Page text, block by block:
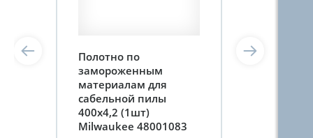
Полотно по
замороженным
материалам для
сабельной пилы
400х4,2 (1шт)
Milwaukee 48001083